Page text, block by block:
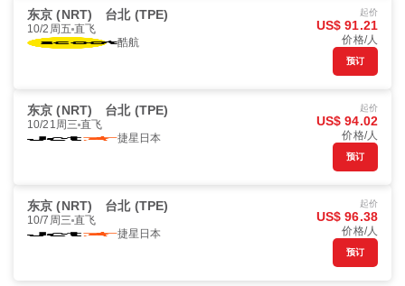
东京 (NRT) 台北 (TPE)
10/2周五 直飞
酷航
起价
US$ 91.21
价格/人
预订
东京 (NRT) 台北 (TPE)
10/21周三 直飞
捷星日本
起价
US$ 94.02
价格/人
预订
东京 (NRT) 台北 (TPE)
10/7周三 直飞
捷星日本
起价
US$ 96.38
价格/人
预订